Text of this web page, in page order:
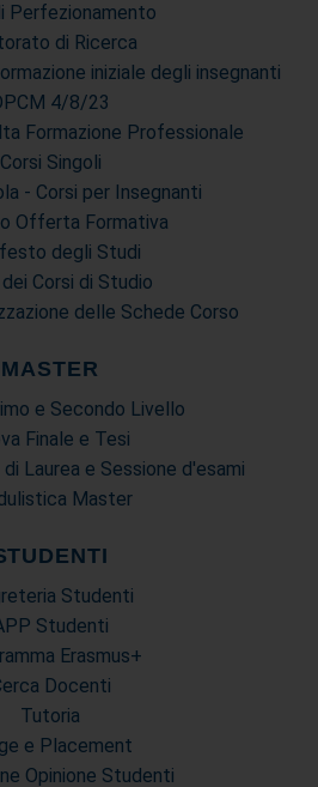
Perfezionamento
di Ricerca
iniziale degli insegnanti
4/8/23
Formazione Professionale
Corsi Singoli
- Corsi per Insegnanti
Offerta Formativa
degli Studi
Corsi di Studio
delle Schede Corso
MASTER
e Secondo Livello
Finale e Tesi
Laurea e Sessione d'esami
Master
Studenti
Studenti
Erasmus+
Docenti
Tutoria
e Placement
Opinione Studenti